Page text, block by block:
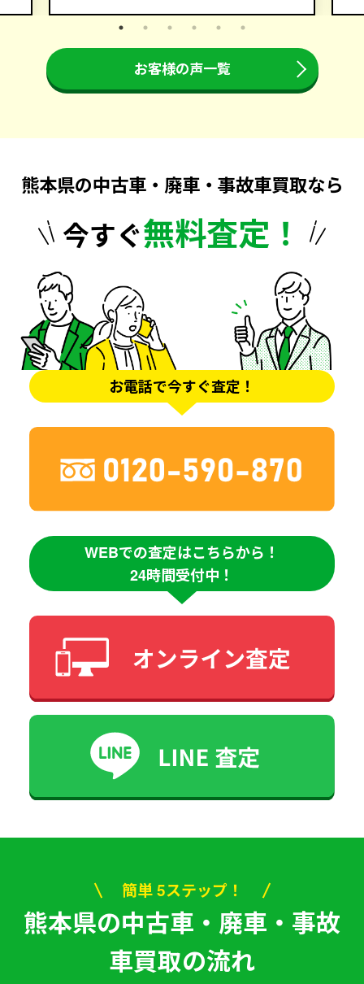
お客様の声一覧
熊本県の中古車・廃車・事故車買取なら
今すぐ無料査定！
お電話で今すぐ査定！
WEBでの査定はこちらから！
24時間受付中！
簡単 5ステップ！
熊本県の中古車・廃車・事故
車買取の流れ